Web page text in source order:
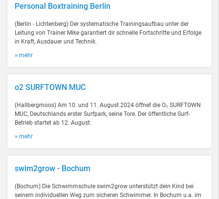
Personal Boxtraining Berlin
(Berlin - Lichtenberg) Der systematische Trainingsaufbau unter der
Leitung von Trainer Mike garantiert dir schnelle Fortschritte und Erfolge
in Kraft, Ausdauer und Technik.
» mehr
o2 SURFTOWN MUC
(Hallbergmoos) Am 10. und 11. August 2024 öffnet die O₂ SURFTOWN
MUC, Deutschlands erster Surfpark, seine Tore. Der öffentliche Surf-
Betrieb startet ab 12. August.
» mehr
swim2grow - Bochum
(Bochum) Die Schwimmschule swim2grow unterstützt dein Kind bei
seinem individuellen Weg zum sicheren Schwimmer. In Bochum u.a. im